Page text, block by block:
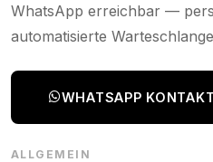
WhatsApp erreichbar —
automatisierte
WHATSAPP
ALLGEMEIN